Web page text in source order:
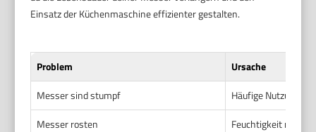
Einsatz der Küchenmaschine effizienter gestalten.
Problem
Ursache
Messer sind stumpf
Häufige Nutzung,
Messer rosten
Feuchtigkeit nach